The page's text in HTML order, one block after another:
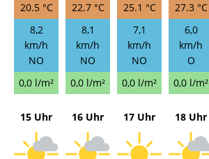
20.5 °C
8,2
km/h
NO
0,0 l/m²
22.7 °C
8,1
km/h
NO
0,0 l/m²
25.1 °C
7,1
km/h
NO
0,0 l/m²
27.3 °C
6,0
km/h
O
0,0 l/m²
15 Uhr 16 Uhr 17 Uhr 18 Uhr